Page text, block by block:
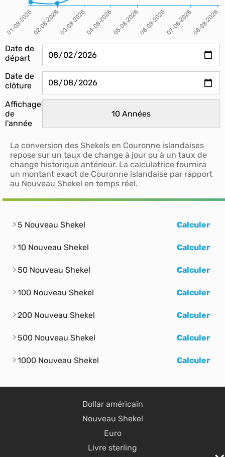
Date de
départ
Date de
clôture
Affichage
de
l'année
La conversion des Shekels en Couronne islandaises
repose sur un taux de change à jour ou à un taux de
change historique antérieur. La calculatrice fournira
un montant exact de Couronne islandaise par rapport
au Nouveau Shekel en temps réel.
5 Nouveau Shekel Calculer
10 Nouveau Shekel Calculer
50 Nouveau Shekel Calculer
100 Nouveau Shekel Calculer
200 Nouveau Shekel Calculer
500 Nouveau Shekel Calculer
1000 Nouveau Shekel Calculer
Dollar américain
Nouveau Shekel
Euro
Livre sterling